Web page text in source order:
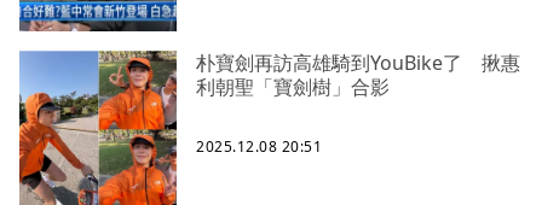
朴寶劍再訪高雄騎到YouBike了 揪惠
利朝聖「寶劍樹」合影
2025.12.08 20:51